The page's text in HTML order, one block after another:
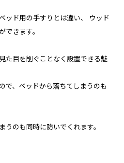
ッド用の手すりとは違い、 ウッド
できます。
た目を削ぐことなく設置できる魅
で、ベッドから落ちてしまうのも
うのも同時に防いでくれます。